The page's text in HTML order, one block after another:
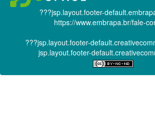
???jsp.layout.footer-
https://www.embrapa.br/fale-
???jsp.layout.footer-
jsp.layout.footer-